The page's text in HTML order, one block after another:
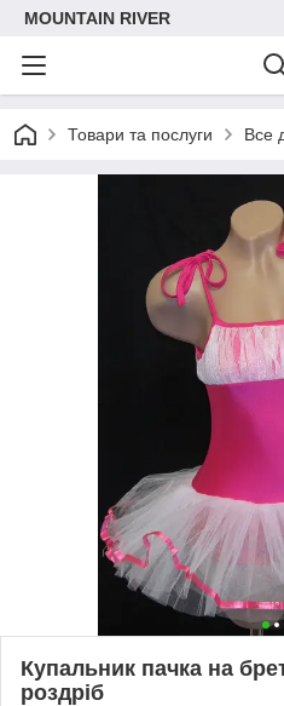
MOUNTAIN RIVER
Товари та послуги Все
Купальник пачка на
роздріб